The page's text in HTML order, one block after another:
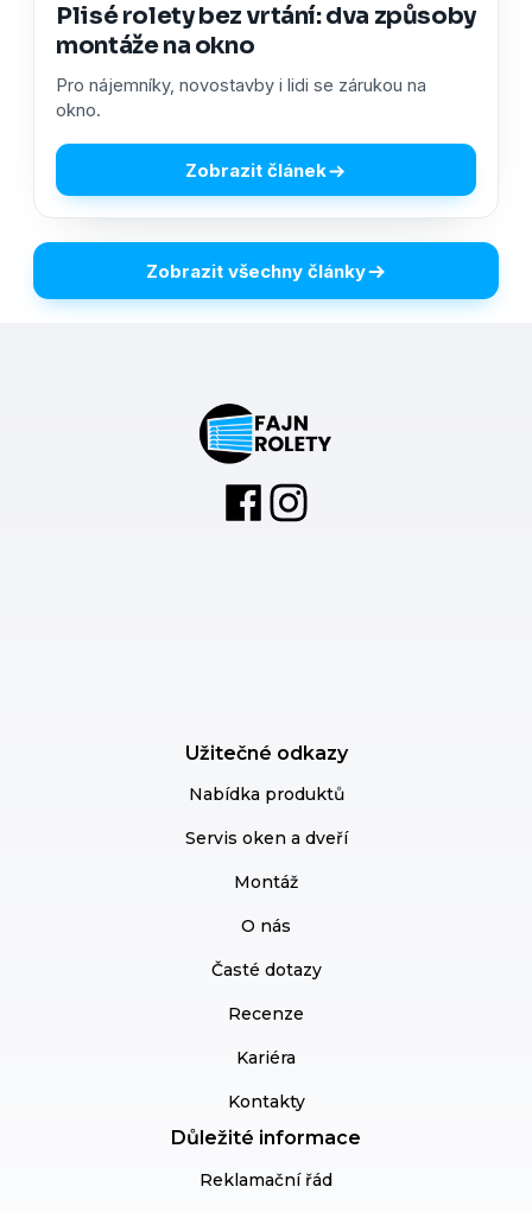
Plisé rolety bez vrtání: dva způsoby
montáže na okno
Pro nájemníky, novostavby i lidi se zárukou na
okno.
Zobrazit článek
Zobrazit všechny články
Užitečné odkazy
Nabídka produktů
Servis oken a dveří
Montáž
O nás
Časté dotazy
Recenze
Kariéra
Kontakty
Důležité informace
Reklamační řád